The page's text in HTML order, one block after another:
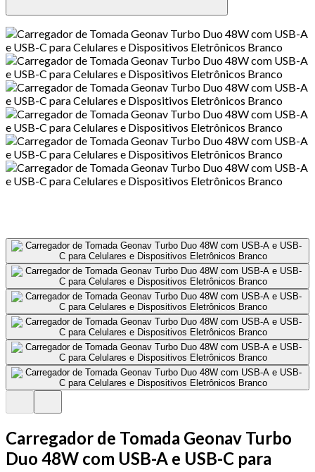
Carregador de Tomada Geonav Turbo
Duo 48W com USB-A e USB-C para